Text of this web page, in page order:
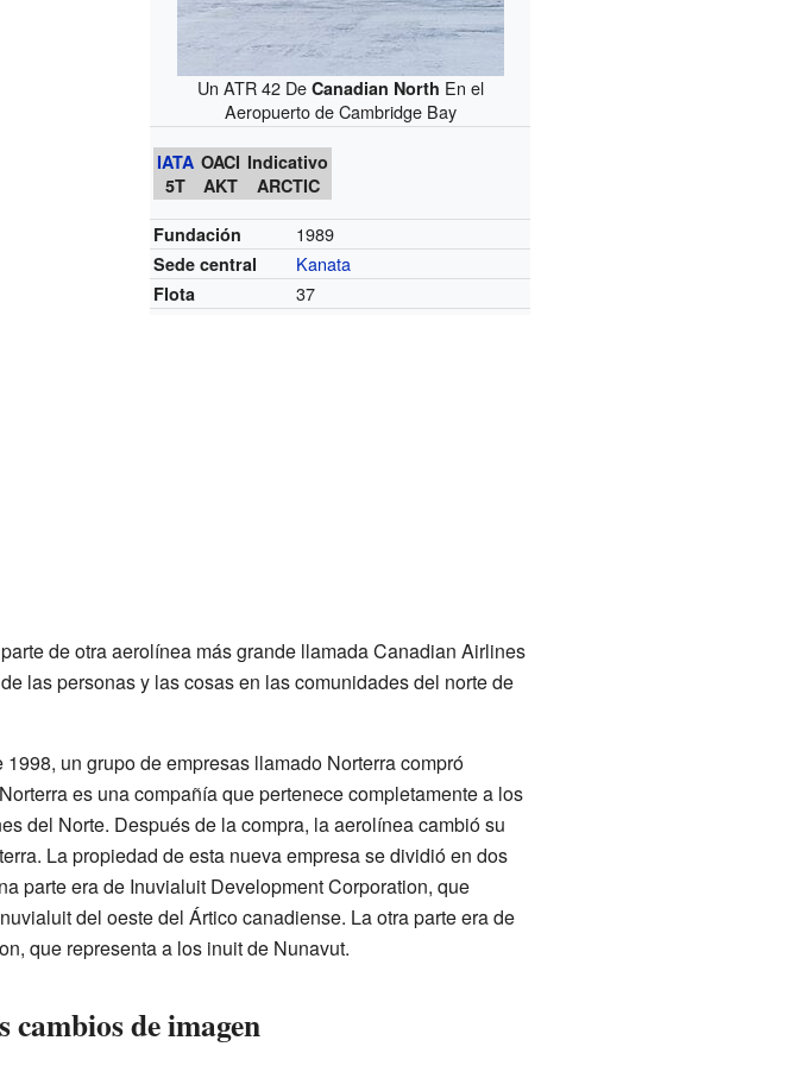
Un ATR 42 De Canadian North En el
Aeropuerto de Cambridge Bay
IATA
5T
OACI
AKT
Indicativo
ARCTIC
Fundación 1989
Sede central Kanata
Flota 37
de otra aerolínea más grande llamada Canadian Airlines
las personas y las cosas en las comunidades del norte de
1998, un grupo de empresas llamado Norterra compró
es una compañía que pertenece completamente a los
del Norte. Después de la compra, la aerolínea cambió su
La propiedad de esta nueva empresa se dividió en dos
parte era de Inuvialuit Development Corporation, que
del oeste del Ártico canadiense. La otra parte era de
que representa a los inuit de Nunavut.
cambios de imagen